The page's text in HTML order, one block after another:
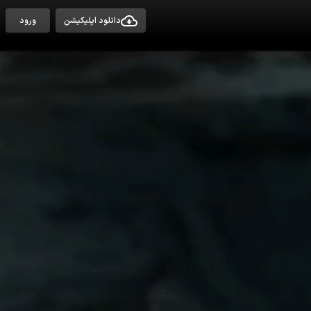
دانلود اپلیکیشن ورود